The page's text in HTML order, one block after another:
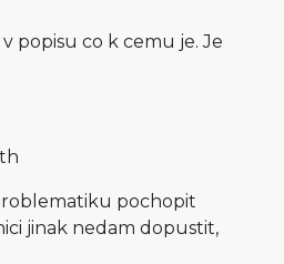
popisu co k cemu je. Je
pochopit
jinak nedam dopustit,